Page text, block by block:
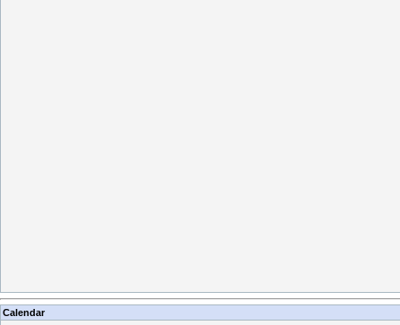
Calendar